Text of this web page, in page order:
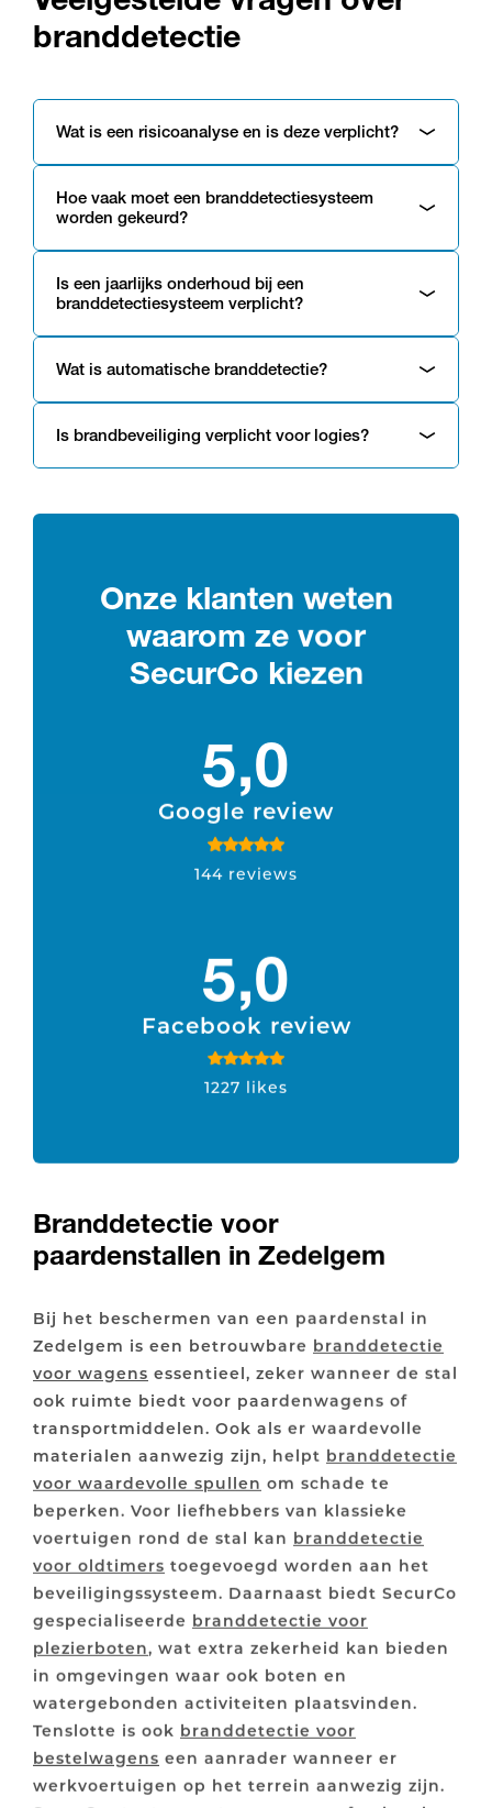
branddetectie
Wat is een risicoanalyse en is deze verplicht?
Hoe vaak moet een branddetectiesysteem
worden gekeurd?
Is een jaarlijks onderhoud bij een
branddetectiesysteem verplicht?
Wat is automatische branddetectie?
Is brandbeveiliging verplicht voor logies?
Onze klanten weten
waarom ze voor
SecurCo kiezen
5,0
Google review
144 reviews
5,0
Facebook review
1227 likes
Branddetectie voor
paardenstallen in Zedelgem
Bij het beschermen van een paardenstal in
Zedelgem is een betrouwbare branddetectie
voor wagens essentieel, zeker wanneer de stal
ook ruimte biedt voor paardenwagens of
transportmiddelen. Ook als er waardevolle
materialen aanwezig zijn, helpt branddetectie
voor waardevolle spullen om schade te
beperken. Voor liefhebbers van klassieke
voertuigen rond de stal kan branddetectie
voor oldtimers toegevoegd worden aan het
beveiligingssysteem. Daarnaast biedt SecurCo
gespecialiseerde branddetectie voor
plezierboten, wat extra zekerheid kan bieden
in omgevingen waar ook boten en
watergebonden activiteiten plaatsvinden.
Tenslotte is ook branddetectie voor
bestelwagens een aanrader wanneer er
werkvoertuigen op het terrein aanwezig zijn.